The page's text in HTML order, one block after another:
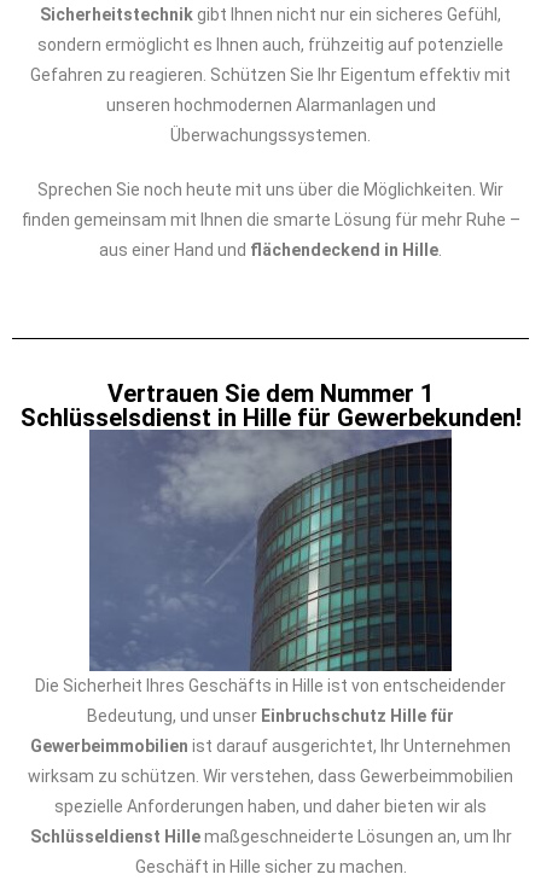
Sicherheitstechnik gibt Ihnen nicht nur ein sicheres Gefühl,
sondern ermöglicht es Ihnen auch, frühzeitig auf potenzielle
Gefahren zu reagieren. Schützen Sie Ihr Eigentum effektiv mit
unseren hochmodernen Alarmanlagen und
Überwachungssystemen.
Sprechen Sie noch heute mit uns über die Möglichkeiten. Wir
finden gemeinsam mit Ihnen die smarte Lösung für mehr Ruhe –
aus einer Hand und flächendeckend in Hille
Vertrauen Sie dem Nummer 1
Schlüsselsdienst in Hille für Gewerbekunden!
Die Sicherheit Ihres Geschäfts in Hille ist von entscheidender
Bedeutung, und unser Einbruchschutz Hille für
Gewerbeimmobilien ist darauf ausgerichtet, Ihr Unternehmen
wirksam zu schützen. Wir verstehen, dass Gewerbeimmobilien
spezielle Anforderungen haben, und daher bieten wir als
Schlüsseldienst Hillemaßgeschneiderte Lösungen an, um Ihr
Geschäft in Hille sicher zu machen.